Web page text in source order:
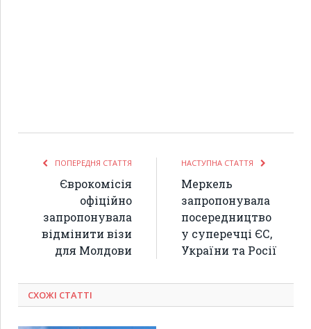
ПОПЕРЕДНЯ СТАТТЯ
Єврокомісія
офіційно
запропонувала
відмінити візи
для Молдови
НАСТУПНА СТАТТЯ
Меркель
запропонувала
посередництво
у суперечці ЄС,
України та Росії
СХОЖІ СТАТТІ